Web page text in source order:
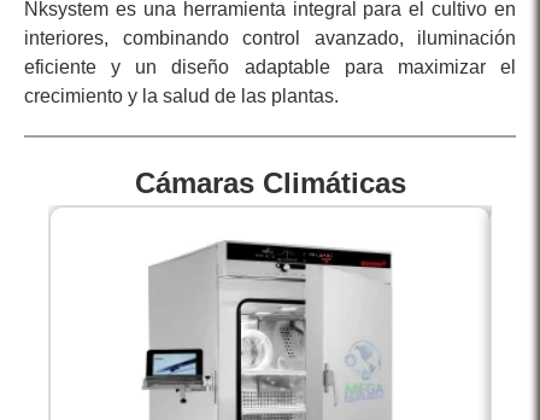
Nksystem es una herramienta integral para el cultivo en
interiores, combinando control avanzado, iluminación
eficiente y un diseño adaptable para maximizar el
crecimiento y la salud de las plantas.
Cámaras Climáticas